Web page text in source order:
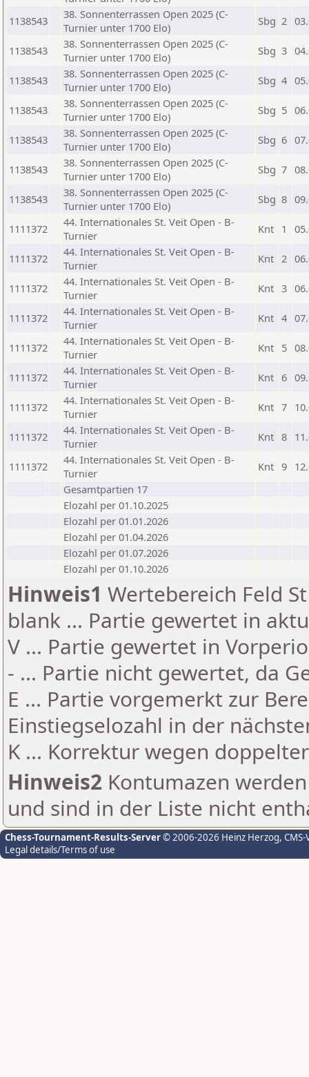
1138543
38. Sonnenterrassen Open 2025 (C-
Turnier unter 1700 Elo)
Sbg 2
1138543
38. Sonnenterrassen Open 2025 (C-
Turnier unter 1700 Elo)
Sbg 3
1138543
38. Sonnenterrassen Open 2025 (C-
Turnier unter 1700 Elo)
Sbg 4
1138543
38. Sonnenterrassen Open 2025 (C-
Turnier unter 1700 Elo)
Sbg 5
1138543
38. Sonnenterrassen Open 2025 (C-
Turnier unter 1700 Elo)
Sbg 6
1138543
38. Sonnenterrassen Open 2025 (C-
Turnier unter 1700 Elo)
Sbg 7
1138543
38. Sonnenterrassen Open 2025 (C-
Turnier unter 1700 Elo)
Sbg 8
1111372
44. Internationales St. Veit Open - B-
Turnier
Knt 1
1111372
44. Internationales St. Veit Open - B-
Turnier
Knt 2
1111372
44. Internationales St. Veit Open - B-
Turnier
Knt 3
1111372
44. Internationales St. Veit Open - B-
Turnier
Knt 4
1111372
44. Internationales St. Veit Open - B-
Turnier
Knt 5
1111372
44. Internationales St. Veit Open - B-
Turnier
Knt 6
1111372
44. Internationales St. Veit Open - B-
Turnier
Knt 7
1111372
44. Internationales St. Veit Open - B-
Turnier
Knt 8
1111372
44. Internationales St. Veit Open - B-
Turnier
Knt 9
Gesamtpartien 17
Elozahl per 01.10.2025
Elozahl per 01.01.2026
Elozahl per 01.04.2026
Elozahl per 01.07.2026
Elozahl per 01.10.2026
Hinweis1 Wertebereich Feld
blank ... Partie gewertet in
V ... Partie gewertet in
- ... Partie nicht gewertet, da
E ... Partie vorgemerkt zur
Einstiegselozahl in der
K ... Korrektur wegen
Hinweis2 Kontumazen
und sind in der Liste nicht
Chess-Tournament-Results-Server© 2006-2026 Heinz Herzog,
Legal details/Terms of use